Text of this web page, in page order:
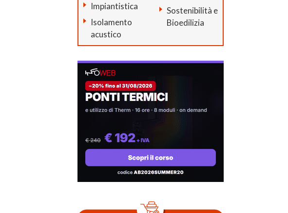
Impiantistica
Isolamento
acustico
Sostenibilità e
Bioedilizia